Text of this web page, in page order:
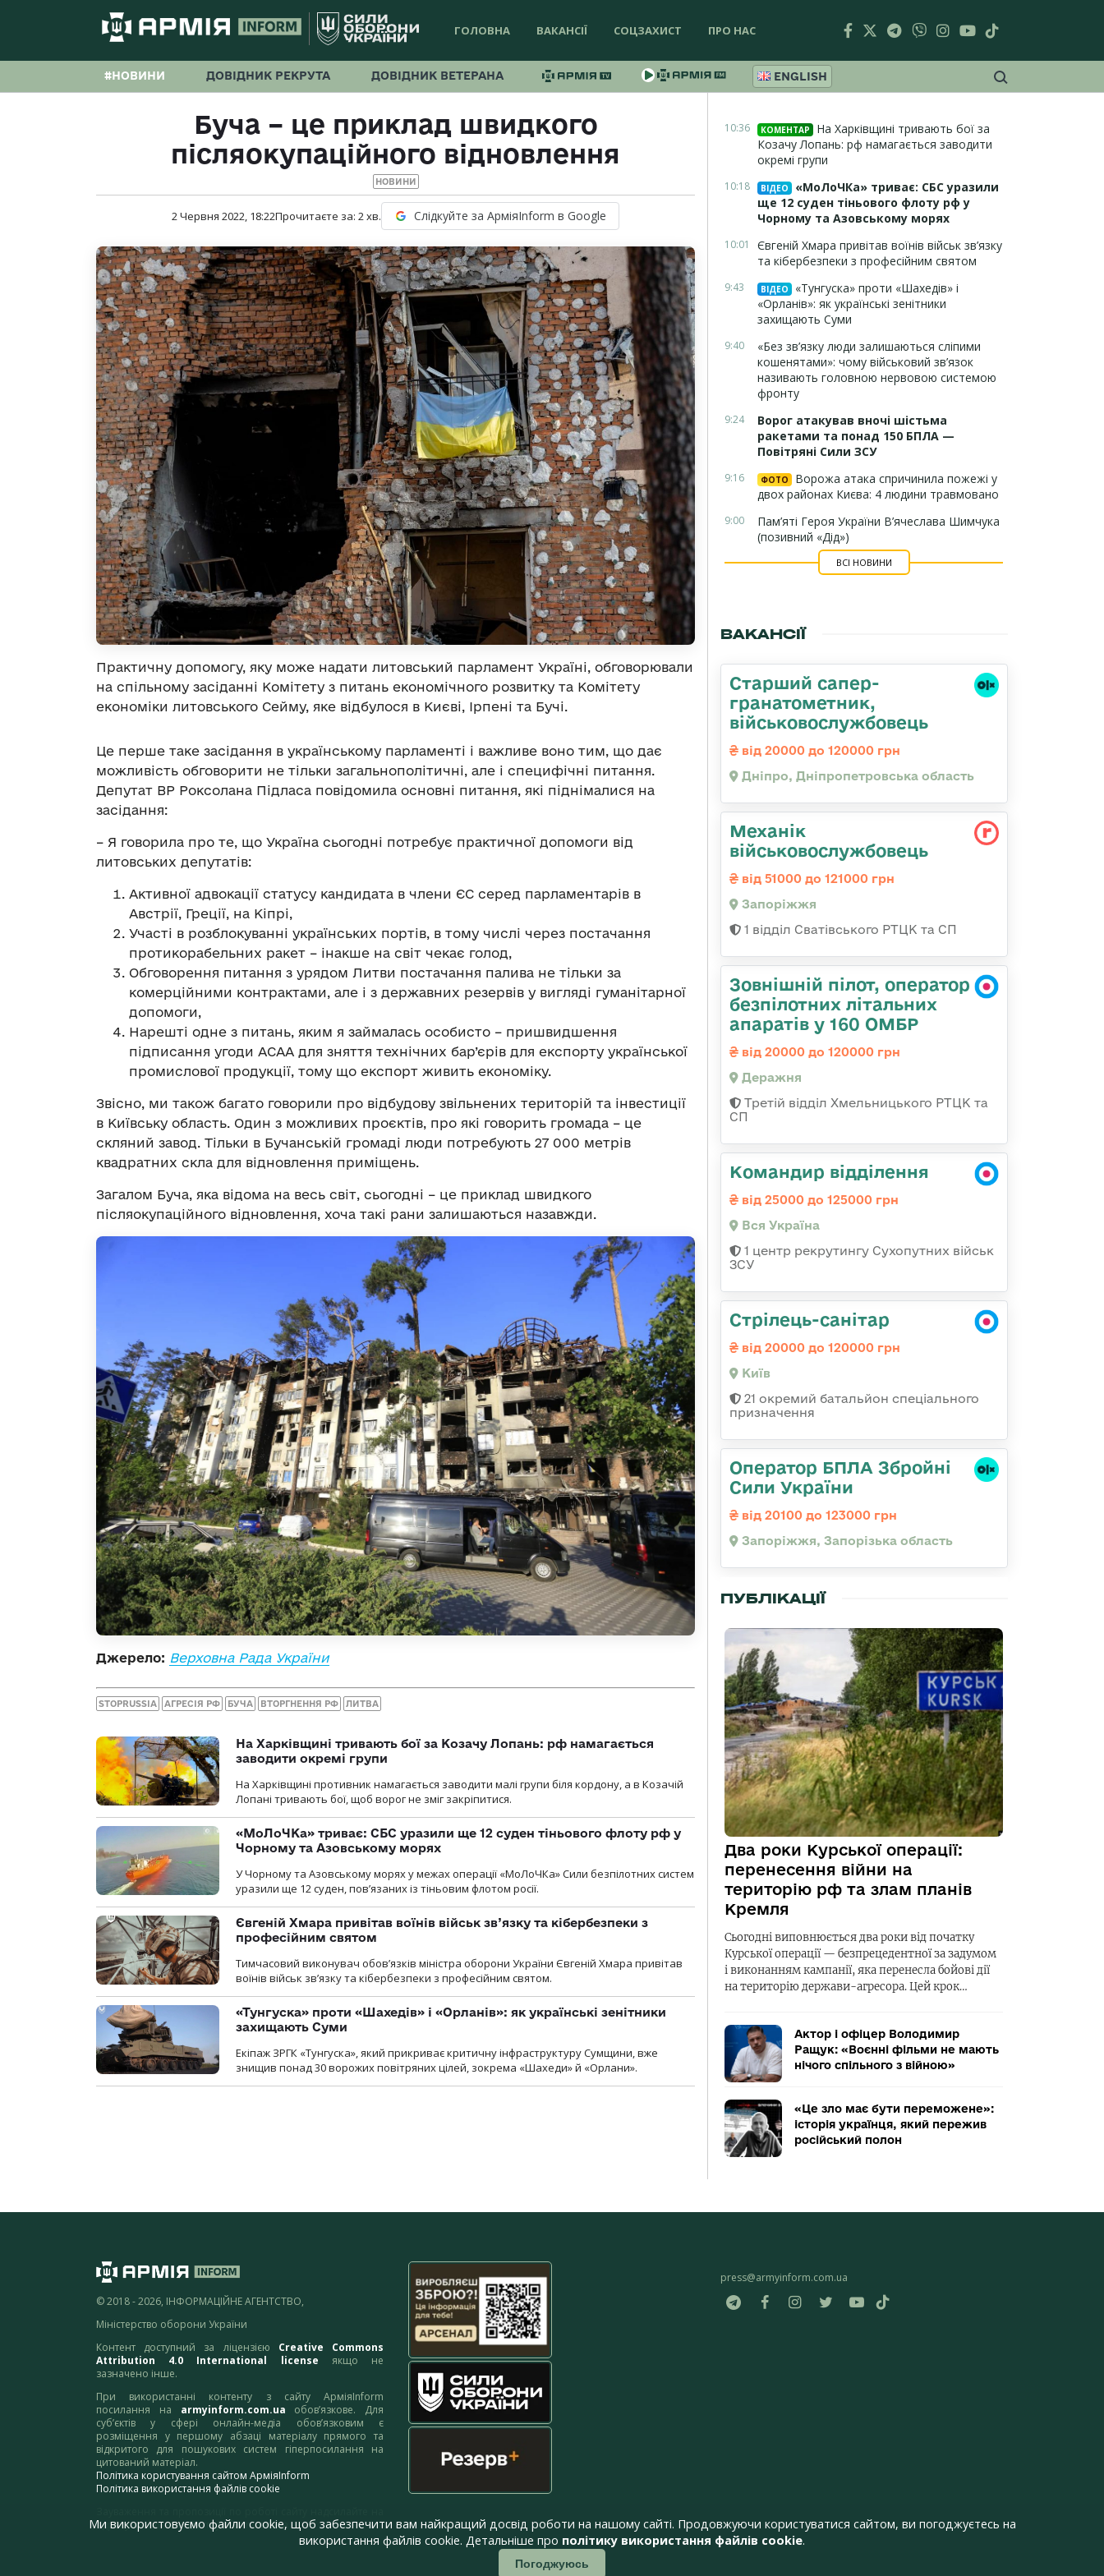
ГОЛОВНА ВАКАНСІЇ СОЦЗАХИСТ ПРО НАС
#НОВИНИ ДОВІДНИК РЕКРУТА ДОВІДНИК ВЕТЕРАНА ENGLISH
Буча – це приклад швидкого
післяокупаційного відновлення
НОВИНИ
2 Червня 2022, 18:22Прочитаєте за: 2хв. Слідкуйте за АрміяInform в Google
Практичну допомогу, яку може надати литовський парламент Україні, обговорювали
на спільному засіданні Комітету з питань економічного розвитку та Комітету
економіки литовського Сейму, яке відбулося в Києві, Ірпені та Бучі.
Це перше таке засідання в українському парламенті і важливе воно тим, що дає
можливість обговорити не тільки загальнополітичні, але і специфічні питання.
Депутат ВР Роксолана Підласа повідомила основні питання, які піднімалися на
засідання:
– Я говорила про те, що Україна сьогодні потребує практичної допомоги від
литовських депутатів:
Активної адвокації статусу кандидата в члени ЄС серед парламентарів в
Австрії, Греції, на Кіпрі,
Участі в розблокуванні українських портів, в тому числі через постачання
протикорабельних ракет – інакше на світ чекає голод,
Обговорення питання з урядом Литви постачання палива не тільки за
комерційними контрактами, але і з державних резервів у вигляді гуманітарної
допомоги,
Нарешті одне з питань, яким я займалась особисто – пришвидшення
підписання угоди АСАА для зняття технічних бар’єрів для експорту української
промислової продукції, тому що експорт живить економіку.
Звісно, ми також багато говорили про відбудову звільнених територій та інвестиції
в Київську область. Один з можливих проєктів, про які говорить громада – це
скляний завод. Тільки в Бучанській громаді люди потребують 27 000 метрів
квадратних скла для відновлення приміщень.
Загалом Буча, яка відома на весь світ, сьогодні – це приклад швидкого
післяокупаційного відновлення, хоча такі рани залишаються назавжди.
Джерело: Верховна Рада України
STOPRUSSIA АГРЕСІЯ РФ БУЧА ВТОРГНЕННЯ РФ ЛИТВА
На Харківщині тривають бої за Козачу Лопань: рф намагається
заводити окремі групи
На Харківщині противник намагається заводити малі групи біля кордону, а в Козачій
Лопані тривають бої, щоб ворог не зміг закріпитися.
«МоЛоЧКа» триває: СБС уразили ще 12 суден тіньового флоту рф у
Чорному та Азовському морях
У Чорному та Азовському морях у межах операції «МоЛоЧКа» Сили безпілотних систем
уразили ще 12 суден, пов’язаних із тіньовим флотом росії.
Євгеній Хмара привітав воїнів військ зв’язку та кібербезпеки з
професійним святом
Тимчасовий виконувач обов’язків міністра оборони України Євгеній Хмара привітав
воїнів військ зв’язку та кібербезпеки з професійним святом.
«Тунгуска» проти «Шахедів» і «Орланів»: як українські зенітники
захищають Суми
Екіпаж ЗРГК «Тунгуска», який прикриває критичну інфраструктуру Сумщини, вже
знищив понад 30 ворожих повітряних цілей, зокрема «Шахеди» й «Орлани».
10:36 КОМЕНТАР
На Харківщині тривають бої за
Козачу Лопань: рф намагається заводити
окремі групи
10:18 ВІДЕО
«МоЛоЧКа» триває: СБС уразили
ще 12 суден тіньового флоту рф у
Чорному та Азовському морях
10:01
Євгеній Хмара привітав воїнів військ зв’язку
та кібербезпеки з професійним святом
9:43 ВІДЕО
«Тунгуска» проти «Шахедів» і
«Орланів»: як українські зенітники
захищають Суми
9:40
«Без зв’язку люди залишаються сліпими
кошенятами»: чому військовий зв’язок
називають головною нервовою системою
фронту
9:24
Ворог атакував вночі шістьма
ракетами та понад 150 БПЛА —
Повітряні Сили ЗСУ
9:16 ФОТО
Ворожа атака спричинила пожежі у
двох районах Києва: 4 людини травмовано
9:00
Пам’яті Героя України В’ячеслава Шимчука
(позивний «Дід»)
ВСІ НОВИНИ
ВАКАНСІЇ
Старший сапер-
гранатометник,
військовослужбовець
від 20000 до 120000 грн
Дніпро, Дніпропетровська область
Механік
військовослужбовець
від 51000 до 121000 грн
Запоріжжя
1 відділ Сватівського РТЦК та СП
Зовнішній пілот, оператор
безпілотних літальних
апаратів у 160 ОМБР
від 20000 до 120000 грн
Деражня
Третій відділ Хмельницького РТЦК та
СП
Командир відділення
від 25000 до 125000 грн
Вся Україна
1 центр рекрутингу Сухопутних військ
ЗСУ
Стрілець-санітар
від 20000 до 120000 грн
Київ
21 окремий батальйон спеціального
призначення
Оператор БПЛА Збройні
Сили України
від 20100 до 123000 грн
Запоріжжя, Запорізька область
ПУБЛІКАЦІЇ
Два роки Курської операції:
перенесення війни на
територію рф та злам планів
Кремля
Сьогодні виповнюється два роки від початку
Курської операції — безпрецедентної за задумом
і виконанням кампанії, яка перенесла бойові дії
на територію держави-агресора. Цей крок…
Актор і офіцер Володимир
Ращук: «Воєнні фільми не мають
нічого спільного з війною»
«Це зло має бути переможене»:
історія українця, який пережив
російський полон
© 2018 - 2026, ІНФОРМАЦІЙНЕ АГЕНТСТВО,
Міністерство оборони України
Контент доступний за ліцензією Creative Commons
Attribution 4.0 International license якщо не
зазначено інше.
При використанні контенту з сайту АрміяInform
посилання на armyinform.com.ua обов’язкове. Для
суб’єктів у сфері онлайн-медіа обов’язковим є
розміщення у першому абзаці матеріалу прямого та
відкритого для пошукових систем гіперпосилання на
цитований матеріал.
Політика користування сайтом АрміяInform
Політика використання файлів cookie
адресу:webmaster@armyinform.com.ua
press@armyinform.com.ua
Ми використовуємо файли cookie, щоб забезпечити вам найкращий досвід роботи на нашому сайті. Продовжуючи користуватися сайтом, ви погоджуєтесь на
використання файлів cookie. Детальніше про політику використання файлів cookie.
Погоджуюсь